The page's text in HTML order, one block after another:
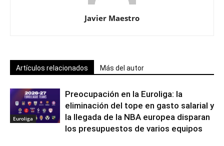
Javier Maestro
Artículos relacionados Más del autor
Euroliga
Preocupación en la Euroliga: la
eliminación del tope en gasto salarial y
la llegada de la NBA europea disparan
los presupuestos de varios equipos